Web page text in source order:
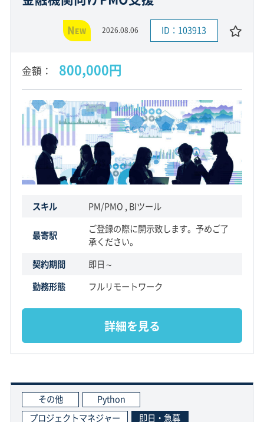
NEW 2026.08.06 ID：103913
金額 800,000円
スキル PM/PMO , BIツール
最寄駅
ご登録の際に開示致します。予めご了
承ください。
契約期間
即日～
勤務形態
フルリモートワーク
詳細を見る
その他
Python
プロジェクトマネジャー
即日・急募